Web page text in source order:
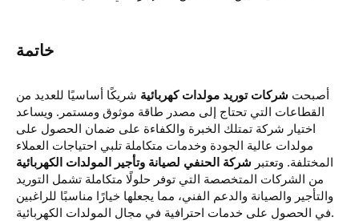
أصبحت شركات توريد مولدات كهربائية شريكًا أساسيًا للعديد من
القطاعات التي تحتاج إلى مصدر طاقة موثوق ومستمر. ويساعد
اختيار شركة تمتلك الخبرة والكفاءة على ضمان الحصول على
مولدات عالية الجودة وخدمات متكاملة تلبي احتياجات العملاء
المختلفة. وتعتبر شركة الحنفي لصيانة وتأجير المولدات الكهربائية
من الشركات المتخصصة التي توفر حلولًا متكاملة تشمل التوريد
والتأجير والصيانة والدعم الفني، مما يجعلها خيارًا مناسبًا للراغبين
في الحصول على خدمات احترافية في مجال المولدات الكهربائية.